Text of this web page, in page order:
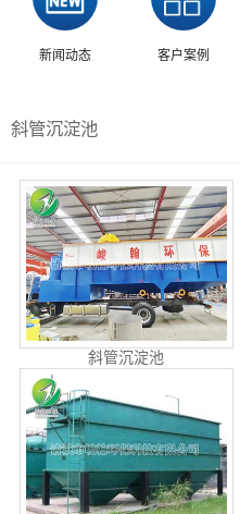
新闻动态 客户案例
斜管沉淀池
斜管沉淀池